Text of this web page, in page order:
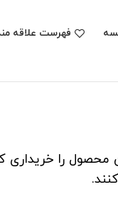
فهرست علاقه
را خریداری